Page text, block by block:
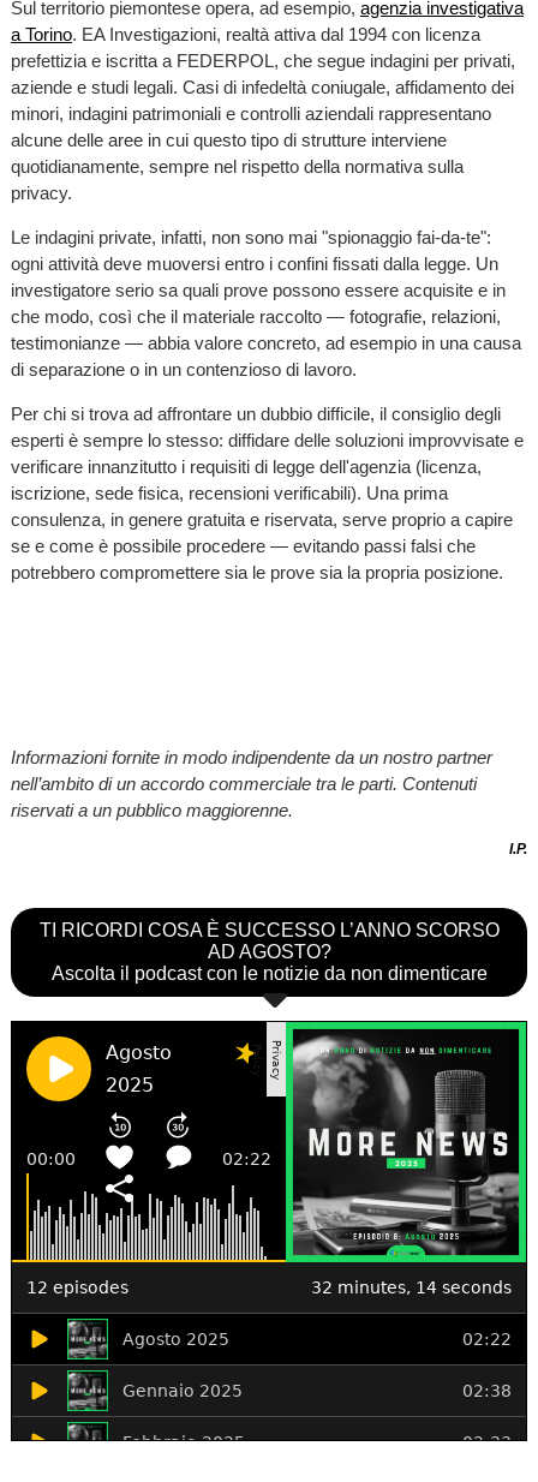
Sul territorio piemontese opera, ad esempio, agenzia investigativa
a Torino. EA Investigazioni, realtà attiva dal 1994 con licenza
prefettizia e iscritta a FEDERPOL, che segue indagini per privati,
aziende e studi legali. Casi di infedeltà coniugale, affidamento dei
minori, indagini patrimoniali e controlli aziendali rappresentano
alcune delle aree in cui questo tipo di strutture interviene
quotidianamente, sempre nel rispetto della normativa sulla
privacy.
Le indagini private, infatti, non sono mai "spionaggio fai-da-te":
ogni attività deve muoversi entro i confini fissati dalla legge. Un
investigatore serio sa quali prove possono essere acquisite e in
che modo, così che il materiale raccolto — fotografie, relazioni,
testimonianze — abbia valore concreto, ad esempio in una causa
di separazione o in un contenzioso di lavoro.
Per chi si trova ad affrontare un dubbio difficile, il consiglio degli
esperti è sempre lo stesso: diffidare delle soluzioni improvvisate e
verificare innanzitutto i requisiti di legge dell'agenzia (licenza,
iscrizione, sede fisica, recensioni verificabili). Una prima
consulenza, in genere gratuita e riservata, serve proprio a capire
se e come è possibile procedere — evitando passi falsi che
potrebbero compromettere sia le prove sia la propria posizione.
Informazioni fornite in modo indipendente da un nostro partner
nell’ambito di un accordo commerciale tra le parti. Contenuti
riservati a un pubblico maggiorenne.
I.P.
TI RICORDI COSA È SUCCESSO L’ANNO SCORSO
AD AGOSTO?
Ascolta il podcast con le notizie da non dimenticare